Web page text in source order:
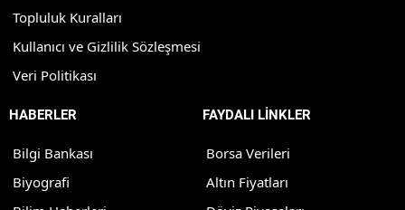
Topluluk Kuralları
Kullanıcı ve Gizlilik Sözleşmesi
Veri Politikası
HABERLER
Bilgi Bankası
Biyografi
FAYDALI LİNKLER
Borsa Verileri
Altın Fiyatları